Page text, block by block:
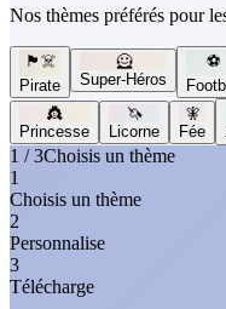
Nos thèmes préférés pour
🏴‍☠️
Pirate
🦸
Super-Héros
⚽
👸
Princesse
🦄
Licorne
🧚
Fée
1 / 3Choisis un thème
1
Choisis un thème
2
Personnalise
3
Télécharge